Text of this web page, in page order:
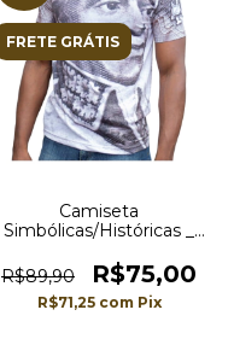
FRETE GRÁTIS
Camiseta
Simbólicas/Históricas _
Herói Intelectual da
Independência Haitiana
R$89,90 R$75,00
R$71,25 com Pix